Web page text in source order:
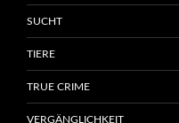
SUCHT
TIERE
TRUE CRIME
VERGÄNGLICHKEIT